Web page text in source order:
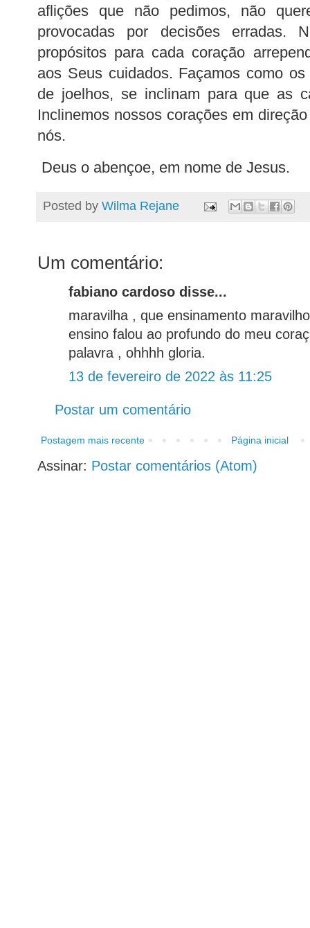
aflições que não pedimos, não
provocadas por decisões erradas.
propósitos para cada coração
aos Seus cuidados. Façamos como
de joelhos, se inclinam para que as
Inclinemos nossos corações em
nós.
Deus o abençoe, em nome de Jesus.
Posted by Wilma Rejane
Um comentário:
fabiano cardoso disse...
maravilha , que ensinamento
ensino falou ao profundo do meu
palavra , ohhhh gloria.
13 de fevereiro de 2022 às 11:25
Postar um comentário
Postagem mais recente Página inicial
Assinar: Postar comentários (Atom)